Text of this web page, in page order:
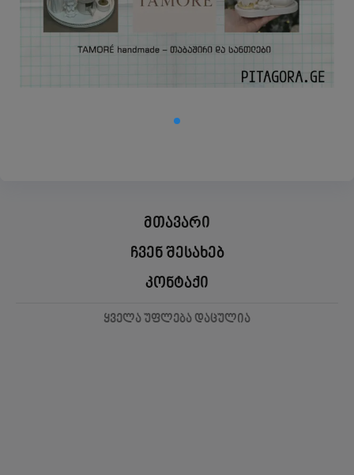
მთავარი
ჩვენ შესახებ
კონტაქი
ყველა უფლება დაცულია